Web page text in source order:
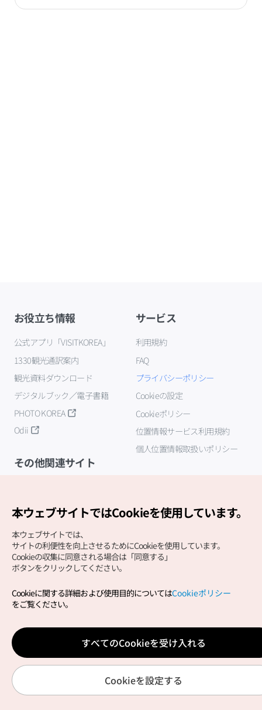
お役立ち情報
公式アプリ「VISITKOREA」
1330観光通訳案内
観光資料ダウンロード
デジタルブック／電子書籍
PHOTO KOREA
Odii
サービス
利用規約
FAQ
プライバシーポリシー
Cookieの設定
Cookieポリシー
位置情報サービス利用規約
個人位置情報取扱いポリシー
その他関連サイト
Copyright (c) Korea Tourism Organization All Rights
サイトエラー報告公式メール
japanese@knto.or.kr
本ウェブサイトではCookieを使用しています。
本ウェブサイトでは、
サイトの利便性を向上させるためにCookieを使用しています。
Cookieの収集に同意される場合は「同意する」
ボタンをクリックしてください。
Cookieに関する詳細および使用目的についてはCookieポリシー
をご覧ください。
すべてのCookieを受け入れる
Cookieを設定する